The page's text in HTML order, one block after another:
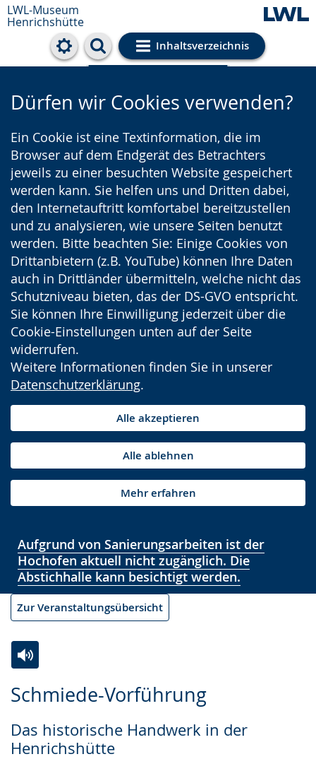
LWL-Museum
Henrichshütte
Inhaltsverzeichnis
Cookie-Einstellungen
Dürfen wir Cookies verwenden?
Ein Cookie ist eine Textinformation, die im
Browser auf dem Endgerät des Betrachters
jeweils zu einer besuchten Website gespeichert
werden kann. Sie helfen uns und Dritten dabei,
den Internetauftritt komfortabel bereitzustellen
und zu analysieren, wie unsere Seiten benutzt
werden. Bitte beachten Sie: Einige Cookies von
Drittanbietern (z.B. YouTube) können Ihre Daten
auch in Drittländer übermitteln, welche nicht das
Schutzniveau bieten, das der DS-GVO entspricht.
Sie können Ihre Einwilligung jederzeit über die
Cookie-Einstellungen unten auf der Seite
widerrufen.
Weitere Informationen finden Sie in unserer
Datenschutzerklärung.
Alle akzeptieren
Alle ablehnen
Mehr erfahren
Aufgrund von Sanierungsarbeiten ist der
Hochofen aktuell nicht zugänglich. Die
Abstichhalle kann besichtigt werden.
Zur Veranstaltungsübersicht
Schmiede-Vorführung
Das historische Handwerk in der
Henrichshütte
Leichten
wechseln.
Audio-
Video
Deutscher